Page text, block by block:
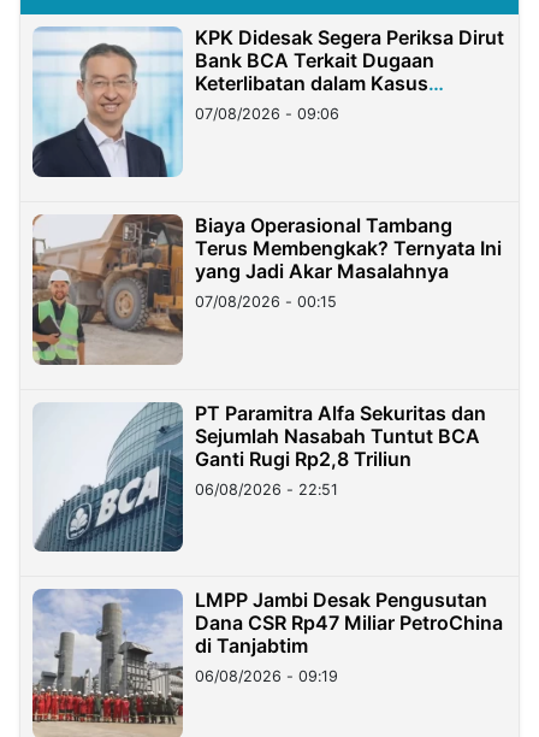
KPK Didesak Segera Periksa Dirut
Bank BCA Terkait Dugaan
Keterlibatan dalam Kasus
Hilangnya Dana Nasabah Rp2,58
Miliar
07/08/2026 - 09:06
Biaya Operasional Tambang
Terus Membengkak? Ternyata Ini
yang Jadi Akar Masalahnya
07/08/2026 - 00:15
PT Paramitra Alfa Sekuritas dan
Sejumlah Nasabah Tuntut BCA
Ganti Rugi Rp2,8 Triliun
06/08/2026 - 22:51
LMPP Jambi Desak Pengusutan
Dana CSR Rp47 Miliar PetroChina
di Tanjabtim
06/08/2026 - 09:19